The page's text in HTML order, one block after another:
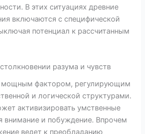
В этих ситуациях древние
включаются с специфической
потенциал к рассчитанным
разума и чувств
мощным фактором, регулирующим
и логической структурами.
активизировать умственные
внимание и побуждение. Впрочем
ведет к преобладанию